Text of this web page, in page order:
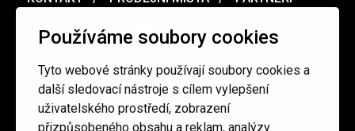
Používáme soubory cookies
Tyto webové stránky používají soubory cookies a
další sledovací nástroje s cílem vylepšení
uživatelského prostředí, zobrazení
přizpůsobeného obsahu a reklam, analýzy
MERCH VOUCHER
Ochrana osobních údajů / Obchodní podmínky